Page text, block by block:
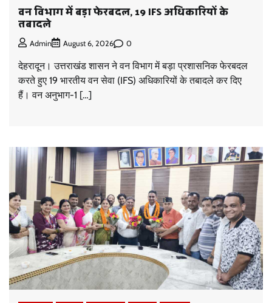
वन विभाग में बड़ा फेरबदल, 19 IFS अधिकारियों के
तबादले
Admin August 6, 2026 0
देहरादून। उत्तराखंड शासन ने वन विभाग में बड़ा प्रशासनिक फेरबदल
करते हुए 19 भारतीय वन सेवा (IFS) अधिकारियों के तबादले कर दिए
हैं। वन अनुभाग-1 […]